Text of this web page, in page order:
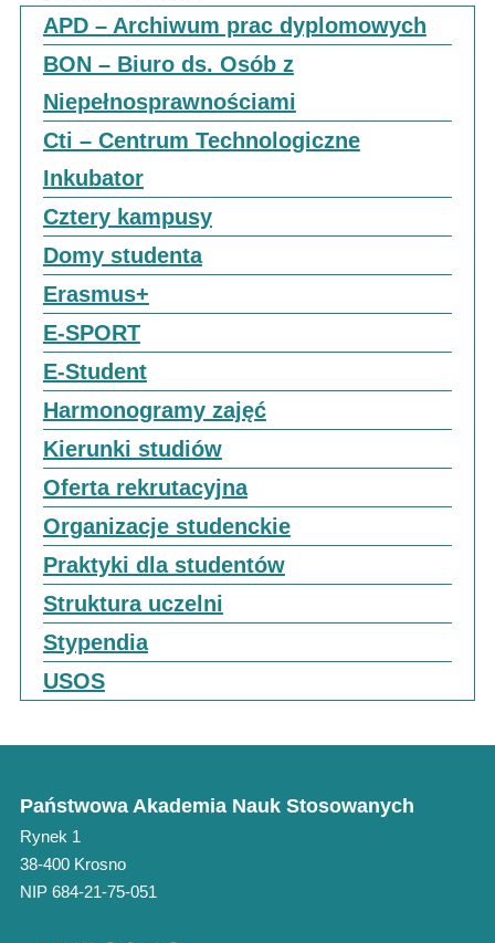
APD – Archiwum prac dyplomowych
BON – Biuro ds. Osób z
Niepełnosprawnościami
Cti – Centrum Technologiczne
Inkubator
Cztery kampusy
Domy studenta
Erasmus+
E-SPORT
E-Student
Harmonogramy zajęć
Kierunki studiów
Oferta rekrutacyjna
Organizacje studenckie
Praktyki dla studentów
Struktura uczelni
Stypendia
USOS
Państwowa Akademia Nauk Stosowanych
Rynek 1
38-400 Krosno
NIP 684-21-75-051